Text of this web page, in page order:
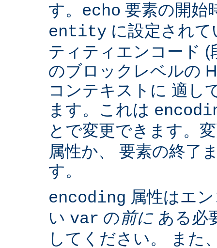
す。 echo 要素の開始
entity に設定され
ティティエンコード
のブロックレベルの
コンテキストに 適し
ます。これは
とで変更できます。
属性か、 要素の終了
す。
encoding 属性はエ
い var の前に ある必
してください。 また